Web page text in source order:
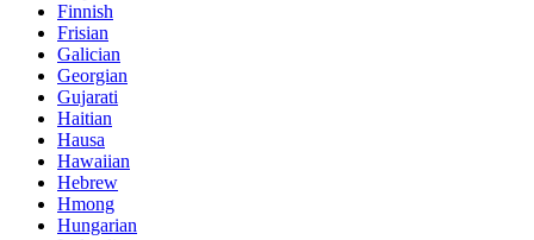
Finnish
Frisian
Galician
Georgian
Gujarati
Haitian
Hausa
Hawaiian
Hebrew
Hmong
Hungarian